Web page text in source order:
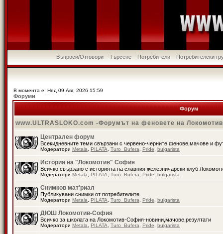
Въпроси/Отговори Търсене Потребители Потребителски
В момента е: Нед 09 Авг, 2026 15:59
Форуми
Форум
www.ULTRASLOKO.com -Форумът на феновете на
Централен форум
Всекидневните теми свързани с червено-черните фенове,мачове и
Модератори Metala PILATA Turo_Bufera Pride bulgarista
История на "Локомотив" София
Всичко свързано с историята на славния железничарски клуб
Модератори Metala PILATA Turo_Bufera Pride bulgarista
Снимков мат'риал
Публикувани снимки от потребителите.
Модератори Metala PILATA Turo_Bufera Pride bulgarista
ДЮШ Локомотив-София
Всичко за школата на Локомотив-София-новини,мачове,резултати
Модератори Metala PILATA Turo_Bufera Pride bulgarista